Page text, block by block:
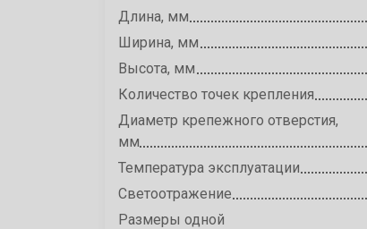
Длина, мм
Ширина, мм
Высота, мм
Количество точек крепления
Диаметр крепежного отверстия,
мм
Температура эксплуатации
Светоотражение
Размеры одной